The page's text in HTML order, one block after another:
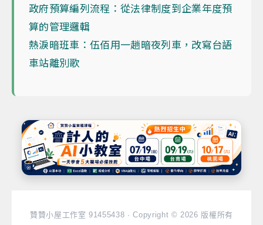
政府預算編列流程：從法律制度到企業年度預
算的管理邏輯
熱淚暗班車：伍佰用一趟暗夜列車，改寫台語
車站離別歌
贊贊小屋工作室 91455438 · Copyright © 2026 版權所有